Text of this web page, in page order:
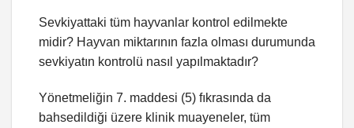
Sevkiyattaki tüm hayvanlar kontrol edilmekte
midir? Hayvan miktarının fazla olması durumunda
sevkiyatın kontrolü nasıl yapılmaktadır?
Yönetmeliğin 7. maddesi (5) fıkrasında da
bahsedildiği üzere klinik muayeneler, tüm